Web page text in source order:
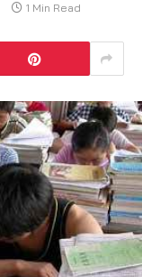
1 Min Read